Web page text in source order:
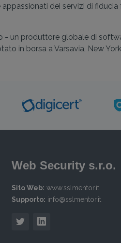
dei servizi di
- un produttore globale di
in borsa a Varsavia, New
Web Security s.r.o.
Sito Web: www.sslmentor.it
Supporto: info@sslmentor.it